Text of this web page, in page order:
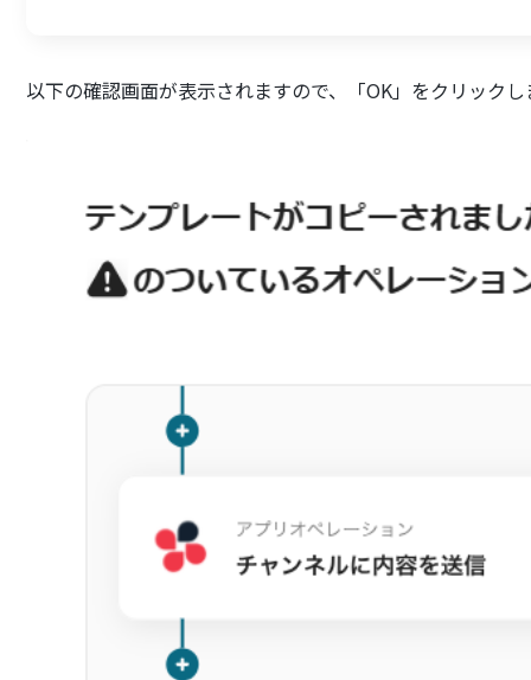
以下の確認画面が表示されますので、「OK」をクリック